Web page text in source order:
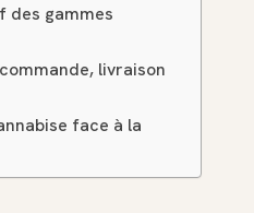
des gammes
livraison
face à la